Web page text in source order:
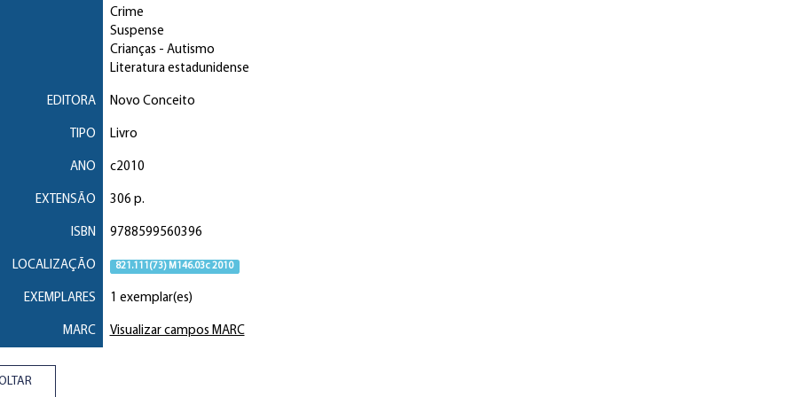
Crime
Suspense
Crianças - Autismo
Literatura estadunidense
EDITORA Novo Conceito
TIPO Livro
ANO c2010
EXTENSÃO 306 p.
ISBN 9788599560396
LOCALIZAÇÃO 821.111(73) M146.03c 2010
EXEMPLARES 1 exemplar(es)
MARC Visualizar campos MARC